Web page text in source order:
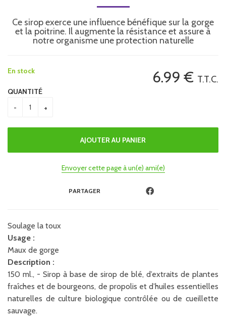
Ce sirop exerce une influence bénéfique sur la gorge
et la poitrine. Il augmente la résistance et assure à
notre organisme une protection naturelle
6.99 € T.T.C.
En stock
QUANTITÉ
Envoyer cette page à un(e) ami(e)
PARTAGER
Soulage la toux
Usage :
Maux de gorge
Description :
150 ml., - Sirop à base de sirop de blé, d’extraits de plantes
fraîches et de bourgeons, de propolis et d’huiles essentielles
naturelles de culture biologique contrôlée ou de cueillette
sauvage.